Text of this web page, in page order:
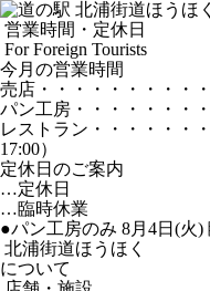
営業時間・定休日
For Foreign Tourists
今月の営業時間
売店 ・・・・・・・・・
パン工房 ・・・・・・・
レストラン ・・・・・・・
17:00）
定休日のご案内
…定休日
…臨時休業
●パン工房のみ 8月4日(火)
北浦街道ほうほく
について